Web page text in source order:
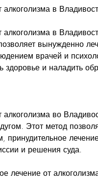
в
в
вынужденно
врачей и
здоровье и наладить
во
Этот метод
принудительное
и решения суда.
лечение от